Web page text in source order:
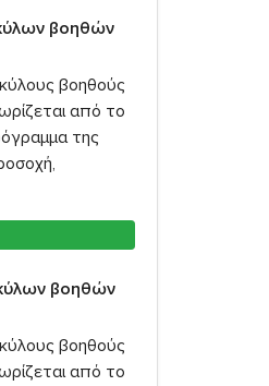
βοηθών
βοηθούς
από το
της
βοηθών
βοηθούς
από το